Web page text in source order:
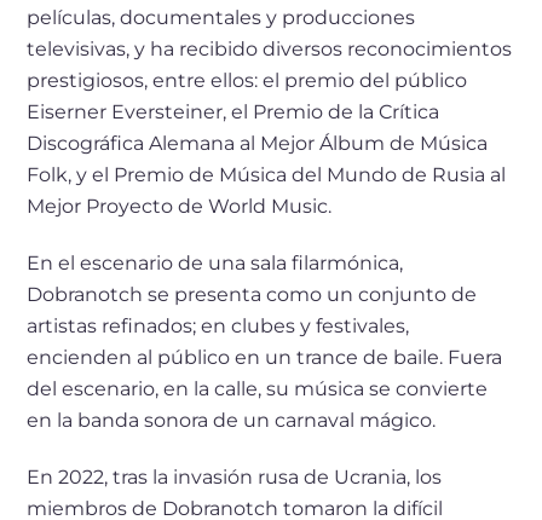
películas, documentales y producciones
televisivas, y ha recibido diversos reconocimientos
prestigiosos, entre ellos: el premio del público
Eiserner Eversteiner, el Premio de la Crítica
Discográfica Alemana al Mejor Álbum de Música
Folk, y el Premio de Música del Mundo de Rusia al
Mejor Proyecto de World Music.
En el escenario de una sala filarmónica,
Dobranotch se presenta como un conjunto de
artistas refinados; en clubes y festivales,
encienden al público en un trance de baile. Fuera
del escenario, en la calle, su música se convierte
en la banda sonora de un carnaval mágico.
En 2022, tras la invasión rusa de Ucrania, los
miembros de Dobranotch tomaron la difícil